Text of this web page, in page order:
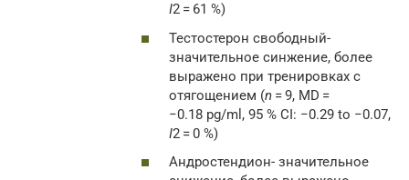
I2 = 61 %)
Тестостерон свободный-
значительное синжение, более
выражено при тренировках с
отягощением (n = 9, MD =
−0.18 pg/ml, 95 % CI: −0.29 to −0.07,
I2 = 0 %)
Андростендион- значительное